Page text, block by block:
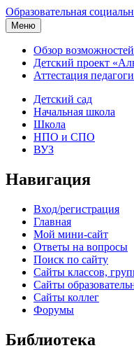
Образовательная
Меню
Обзор возможностей
Детский проект
Аттестация
Детский сад
Начальная школа
Школа
НПО и СПО
ВУЗ
Навигация
Вход/регистрация
Главная
Мой мини-сайт
Ответы на вопросы
Поиск по сайту
Сайты классов,
Сайты
Сайты коллег
Форумы
Библиотека